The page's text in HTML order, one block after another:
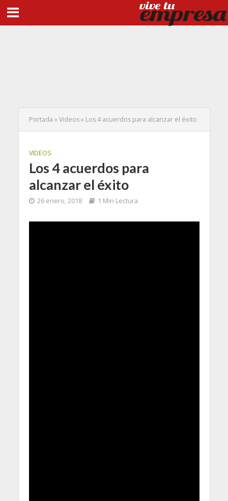
Portada »Videos» Los 4 acuerdos para alcanzar el éxito
VIDEOS
Los 4 acuerdos para
alcanzar el éxito
26 enero, 2018 1 Min Lectura